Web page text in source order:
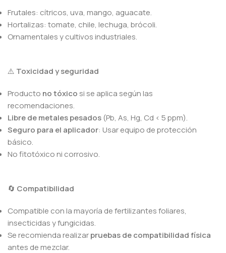
Frutales: cítricos, uva, mango, aguacate.
Hortalizas: tomate, chile, lechuga, brócoli.
Ornamentales y cultivos industriales.
⚠️ Toxicidad y seguridad
Producto no tóxico si se aplica según las
recomendaciones.
Libre de metales pesados (Pb, As, Hg, Cd < 5 ppm).
Seguro para el aplicador: Usar equipo de protección
básico.
No fitotóxico ni corrosivo.
🔄 Compatibilidad
Compatible con la mayoría de fertilizantes foliares,
insecticidas y fungicidas.
Se recomienda realizarpruebas de compatibilidad física
antes de mezclar.